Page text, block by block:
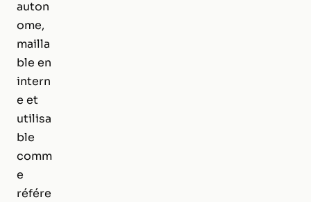
auton
ome,
mailla
ble en
intern
e et
utilisa
ble
comm
e
référe